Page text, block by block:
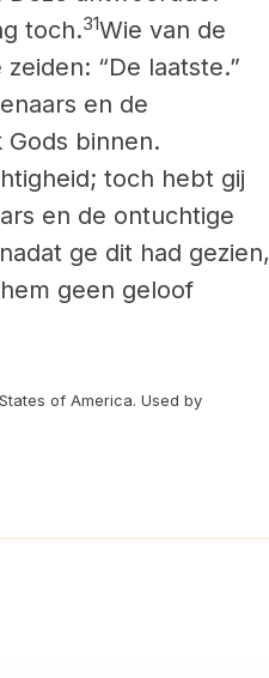
toch.31Wie van de
“De laatste.”
en de
binnen.
toch hebt gij
en de ontuchtige
ge dit had gezien,
geen geloof
of America. Used by